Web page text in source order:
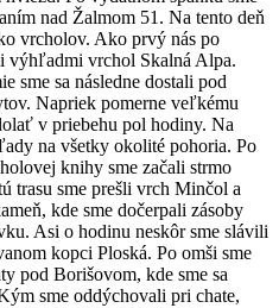
nad Žalmom 51. Na tento deň
vrcholov. Ako prvý nás po
výhľadmi vrchol Skalná Alpa.
sme sa následne dostali pod
Napriek pomerne veľkému
v priebehu pol hodiny. Na
na všetky okolité pohoria. Po
knihy sme začali strmo
trasu sme prešli vrch Minčol a
kde sme dočerpali zásoby
Asi o hodinu neskôr sme slávili
kopci Ploská. Po omši sme
pod Borišovom, kde sme sa
sme oddýchovali pri chate,